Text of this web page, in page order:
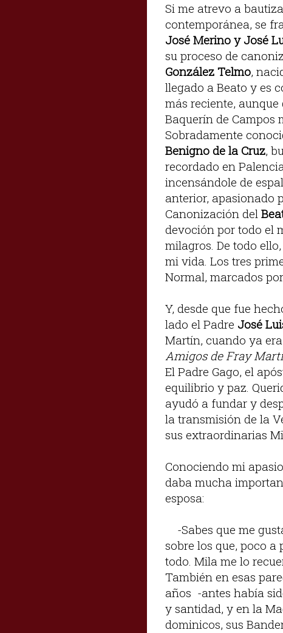
Si me atrevo a
contemporánea, se
José Merino y José
su proceso de
González Telmo,
llegado a Beato y es
más reciente, aunque
Baquerín de Campos
Sobradamente
Benigno de la Cruz,
recordado en
incensándole de
anterior, apasionado
Canonización del
devoción por todo el
milagros. De todo
mi vida. Los tres
Normal, marcados
Y, desde que fue
lado el Padre José
Martín, cuando ya
Amigos de Fray
El Padre Gago, el
equilibrio y paz.
ayudó a fundar y
la transmisión de la
sus extraordinarias
Conociendo mi
daba mucha
esposa:
-Sabes que me
sobre los que, poco
todo. Mila me lo
También en esas
años -antes había
y santidad, y en la
dominicos, sus